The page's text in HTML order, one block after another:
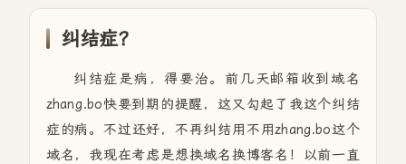
纠结症？
纠结症是病，得要治。前几天邮箱收到域名
zhang.bo快要到期的提醒，这又勾起了我这个纠结
症的病。不过还好，不再纠结用不用zhang.bo这个
域名，我现在考虑是想换域名换博客名！以前一直